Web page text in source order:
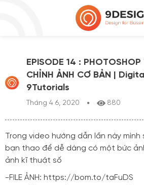
EPISODE 14 : PHOTOSHOP
CHỈNH ẢNH CƠ BẢN |
9Tutorials
Tháng 4 6, 2020 880
Trong video hướng dẫn lần này
bạn thao để dễ dàng có một bức
ảnh kĩ thuật số
-FILE ẢNH: https://bom.to/taFuDS